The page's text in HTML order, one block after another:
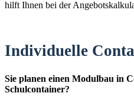
hilft Ihnen bei der
Individuelle
Sie planen einen Modulbau in
Schulcontainer?